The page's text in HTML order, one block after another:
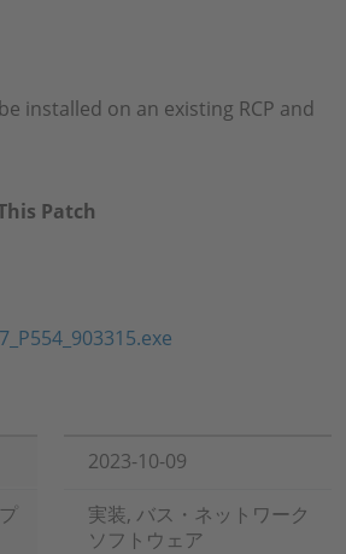
installed on an existing RCP and
Patch
2023-10-09
実装, バス・ネットワーク
ソフトウェア